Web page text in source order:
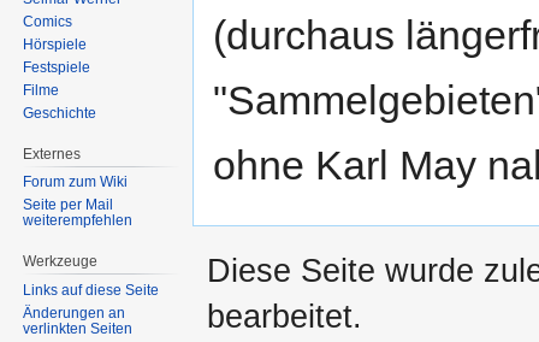
(durchaus
ohne Karl May
Comics
Hörspiele
Festspiele
Filme
Geschichte
Externes
Forum zum Wiki
Seite per Mail
weiterempfehlen
Werkzeuge
Links auf diese Seite
Änderungen an
verlinkten Seiten
Diese Seite wurde
bearbeitet.